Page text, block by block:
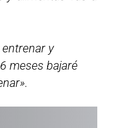
y
meses bajaré